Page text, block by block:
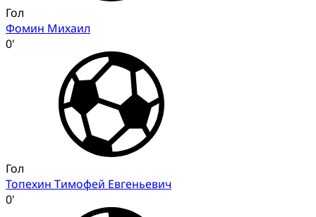
Гол
Фомин Михаил
0'
Гол
Топехин Тимофей Евгеньевич
0'